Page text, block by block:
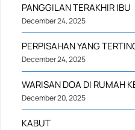
PANGGILAN TERAKHIR IBU
December 24, 2025
PERPISAHAN YANG
December 24, 2025
WARISAN DOA DI RUMAH
December 20, 2025
KABUT